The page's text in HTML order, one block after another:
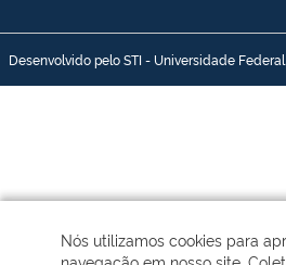
Desenvolvido pelo STI - Universidade
Nós utilizamos cookies para